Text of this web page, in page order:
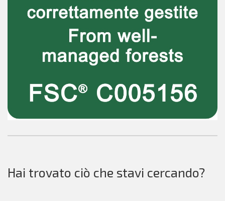
Hai trovato ciò che stavi cercando?